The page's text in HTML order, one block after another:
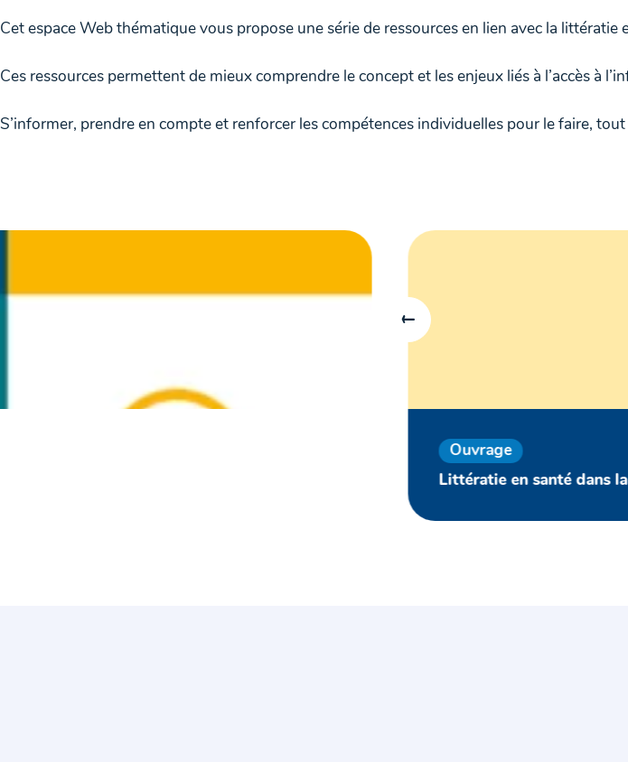
Cet espace Web thématique vous propose une série de ressources en lien avec la littératie
Ces ressources permettent de mieux comprendre le concept et les enjeux liés à l’accès à
S’informer, prendre en compte et renforcer les compétences individuelles pour le faire,
Ouvrage
Littératie en santé en